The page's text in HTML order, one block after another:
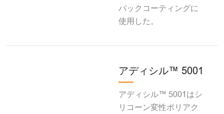
パックコーティングに
使用した。
アディシル™ 5001
アディシル™ 5001はシ
リコーン変性ポリアク